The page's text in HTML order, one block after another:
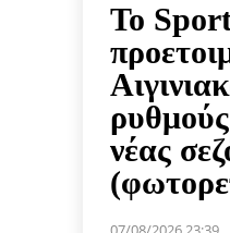
Το
νέας